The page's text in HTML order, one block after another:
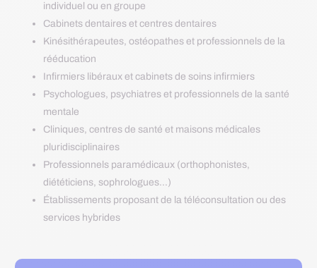
individuel ou en groupe
Cabinets dentaires et centres dentaires
Kinésithérapeutes, ostéopathes et professionnels de la
rééducation
Infirmiers libéraux et cabinets de soins infirmiers
Psychologues, psychiatres et professionnels de la santé
mentale
Cliniques, centres de santé et maisons médicales
pluridisciplinaires
Professionnels paramédicaux (orthophonistes,
diététiciens, sophrologues…)
Établissements proposant de la téléconsultation ou des
services hybrides